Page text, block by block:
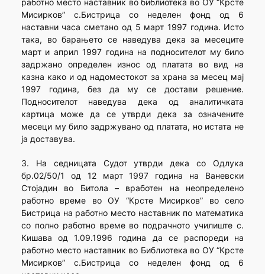
работно место наставник во библиотека во ОУ “Крсте
Мисирков” с.Бистрица со неделен фонд од 6
наставни часа сметано од 5 март 1997 година. Исто
така, во барањето се наведува дека за месеците
март и април 1997 година на подносителот му било
задржано определен износ од платата во вид на
казна како и од надоместокот за храна за месец мај
1997 година, без да му се достави решение.
Подносителот наведува дека од аналитичката
картица може да се утврди дека за означените
месеци му било задржувано од платата, но истата не
ја доставува.
3. На седницата Судот утврди дека со Одлука
бр.02/50/1 од 12 март 1997 година на Ваневски
Стојадин во Битола – вработен на неопределено
работно време во ОУ “Крсте Мисирков” во село
Бистрица на работно место наставник по математика
со полно работно време во подрачното училиште с.
Кишава од 1.09.1996 година да се распореди на
работно место наставник во Библиотека во ОУ “Крсте
Мисирков” с.Бистрица со неделен фонд од 6